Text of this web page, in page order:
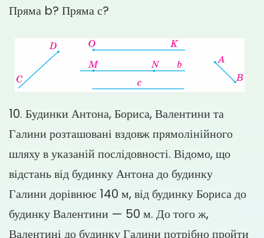
Пряма b? Пряма с?
10. Будинки Антона, Бориса, Валентини та
Галини розташовані вздовж прямолінійного
шляху в указаній послідовності. Відомо, що
відстань від будинку Антона до будинку
Галини дорівнює 140 м, від будинку Бориса до
будинку Валентини — 50 м. До того ж,
Валентині до будинку Галини потрібно пройти